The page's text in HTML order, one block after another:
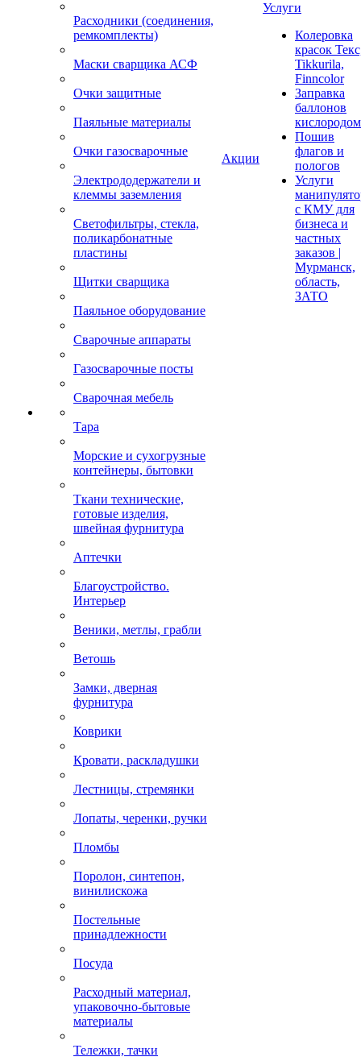
Расходники (соединения,
ремкомплекты)
Маски сварщика АСФ
Очки защитные
Паяльные материалы
Очки газосварочные
Электрододержатели и
клеммы заземления
Светофильтры, стекла,
поликарбонатные
пластины
Щитки сварщика
Паяльное оборудование
Сварочные аппараты
Газосварочные посты
Сварочная мебель
Тара
Морские и сухогрузные
контейнеры, бытовки
Ткани технические,
готовые изделия,
швейная фурнитура
Аптечки
Благоустройство.
Интерьер
Веники, метлы, грабли
Ветошь
Замки, дверная
фурнитура
Коврики
Кровати, раскладушки
Лестницы, стремянки
Лопаты, черенки, ручки
Пломбы
Поролон, синтепон,
винилискожа
Постельные
принадлежности
Посуда
Расходный материал,
упаковочно-бытовые
материалы
Тележки, тачки
Акции
Услуги
Колеровка
красок
Tikkurila,
Finncolor
Заправка
баллонов
кислородом
Пошив
флагов и
пологов
Услуги
с КМУ для
бизнеса и
частных
заказов |
Мурманск,
область,
ЗАТО